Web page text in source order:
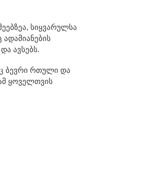
სიყვარულსა
ავსებს.
ბევრი რთული და
ყოველთვის